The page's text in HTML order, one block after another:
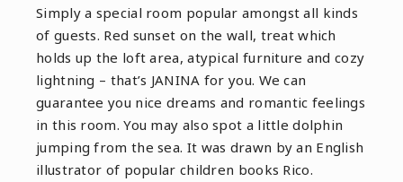
Simply a special room popular amongst all kinds
of guests. Red sunset on the wall, treat which
holds up the loft area, atypical furniture and cozy
lightning – that’s JANINA for you. We can
guarantee you nice dreams and romantic feelings
in this room. You may also spot a little dolphin
jumping from the sea. It was drawn by an English
illustrator of popular children books Rico.